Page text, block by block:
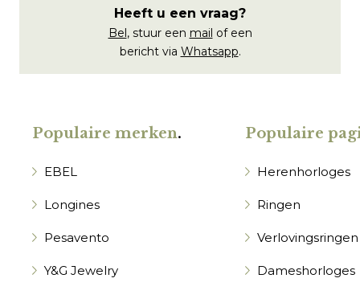
Heeft u een vraag?
Bel, stuur een mail of een
bericht via Whatsapp.
Populaire merken.
EBEL
Longines
Pesavento
Y&G Jewelry
Populaire
Herenhorloges
Ringen
Verlovingsringen
Dameshorloges